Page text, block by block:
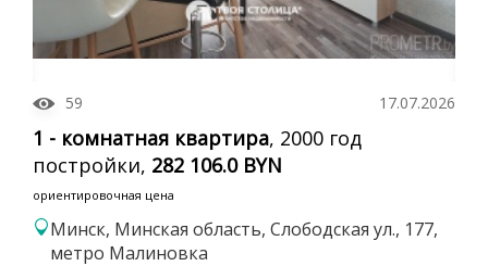
59 17.07.2026
1 - комнатная квартира, 2000 год
постройки, 282 106.0 BYN
ориентировочная цена
Минск, Минская область, Слободская ул., 177,
метро Малиновка